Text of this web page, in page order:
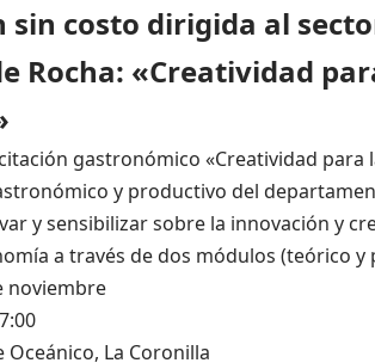
sin costo dirigida al
Rocha: «Creatividad
gastronómico «Creatividad
y productivo del
y sensibilizar sobre la innovación y
a través de dos módulos (teórico y
noviembre
La Coronilla